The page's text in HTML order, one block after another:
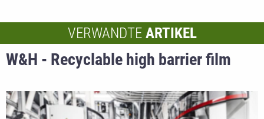
VERWANDTE ARTIKEL
W&H - Recyclable high barrier film